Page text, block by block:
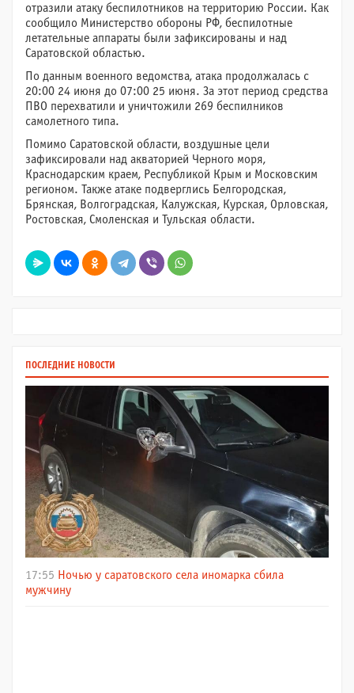
отразили атаку беспилотников на территорию России. Как
сообщило Министерство обороны РФ, беспилотные
летательные аппараты были зафиксированы и над
Саратовской областью.
По данным военного ведомства, атака продолжалась с
20:00 24 июня до 07:00 25 июня. За этот период средства
ПВО перехватили и уничтожили 269 беспилников
самолетного типа.
Помимо Саратовской области, воздушные цели
зафиксировали над акваторией Черного моря,
Краснодарским краем, Республикой Крым и Московским
регионом. Также атаке подверглись Белгородская,
Брянская, Волгоградская, Калужская, Курская, Орловская,
Ростовская, Смоленская и Тульская области.
ПОСЛЕДНИЕ НОВОСТИ
17:55 Ночью у саратовского села иномарка сбила
мужчину